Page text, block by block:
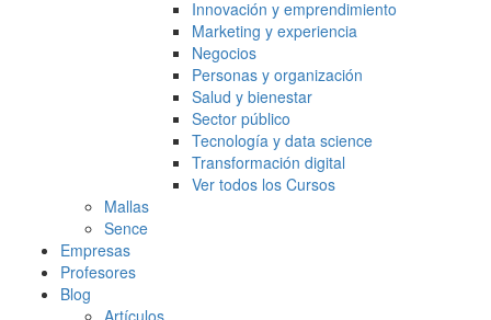
Innovación y emprendimiento
Marketing y experiencia
Negocios
Personas y organización
Salud y bienestar
Sector público
Tecnología y data science
Transformación digital
Ver todos los Cursos
Mallas
Sence
Empresas
Profesores
Blog